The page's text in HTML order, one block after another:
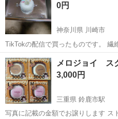
0円
神奈川県 川崎市
TikTokの配信で買ったものです。 繊
上についているのはシールみたいな
神奈川 川崎市 スク
メロジョイ ス
3,000円
三重県 鈴鹿市駅
写真に記載の金額でお譲りします ストロベリーLスフレ残り8 プレーン